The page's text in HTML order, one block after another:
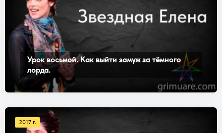
Урок восьмой. Как выйти замуж за тёмного
лорда.
2017 г.